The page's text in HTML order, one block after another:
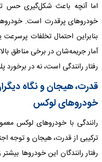
اما آنچه باعث شکل‌گیری حس
خودروهای پرقدرت است.
بنابراین احتمال تخلفات
آمار جریمه‌شان در برخی مناطق
رفتار رانندگی است، نه در برخورد
قدرت، هیجان و نگاه
خودروهای لوکس
رانندگی با خودروهای لوکس
ترکیبی از قدرت، هیجان و توجه
رفتار رانندگان این خودروها